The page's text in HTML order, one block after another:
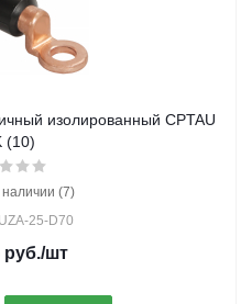
изолированный CPTAU
(10)
наличии (7)
25-D70
руб./шт